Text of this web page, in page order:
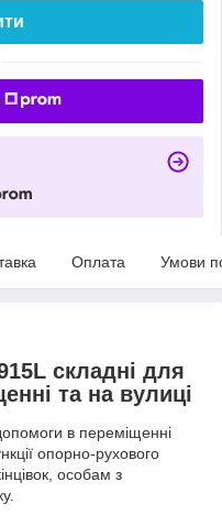
Оплата Умови
складні для
та на вулиці
в переміщенні
опорно-рухового
особам з